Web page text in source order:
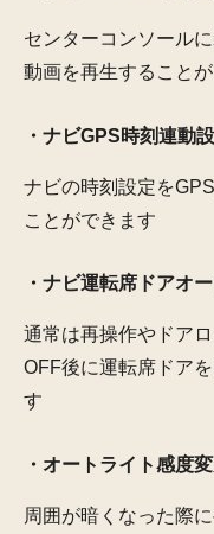
センターコンソール
動画を再生すること
・ナビGPS時刻連動
ナビの時刻設定を
ことができます
・ナビ運転席ドアオ
通常は再操作やドア
OFF後に運転席ドア
す
・オートライト感度
周囲が暗くなった際